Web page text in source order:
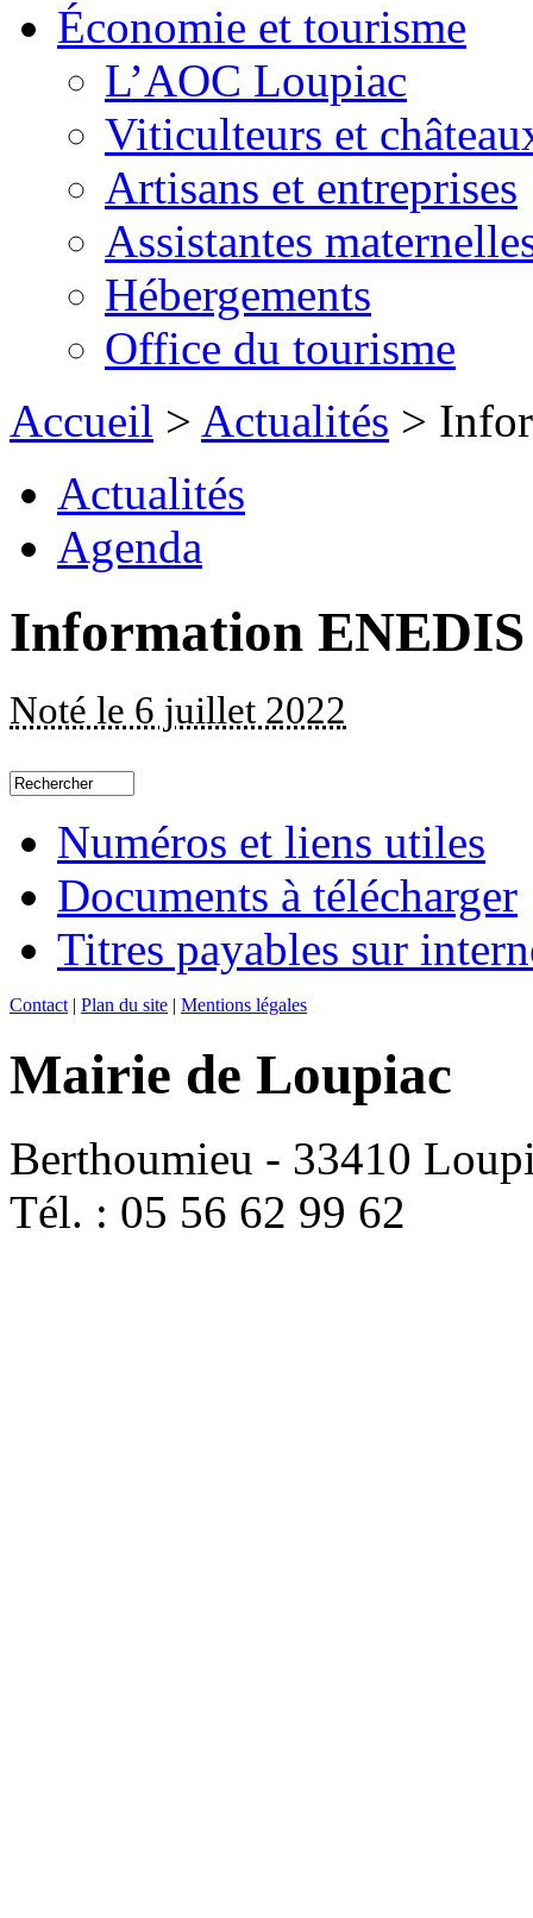
Économie et tourisme
L’AOC Loupiac
Viticulteurs et
Artisans et entreprises
Assistantes
Hébergements
Office du tourisme
Accueil > Actualités >
Actualités
Agenda
Information ENEDIS
Noté le 6 juillet 2022
Numéros et liens utiles
Documents à télécharger
Titres payables sur
Contact | Plan du site | Mentions légales
Mairie de Loupiac
Berthoumieu - 33410
Tél. : 05 56 62 99 62